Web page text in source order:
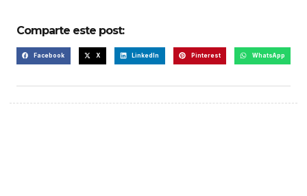
Comparte este post:
Facebook X LinkedIn Pinterest WhatsApp